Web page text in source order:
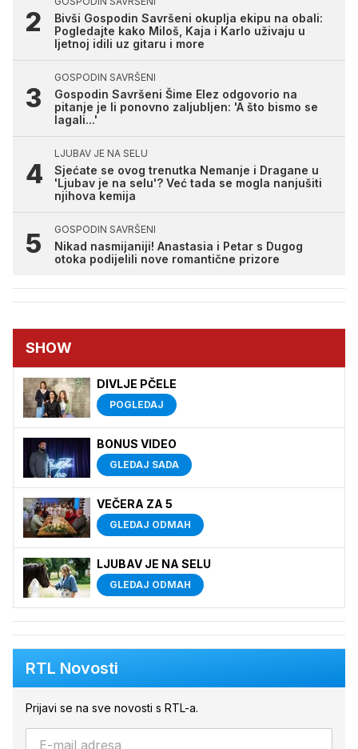
Bivši Gospodin Savršeni okuplja ekipu na obali:
Pogledajte kako Miloš, Kaja i Karlo uživaju u
ljetnoj idili uz gitaru i more
GOSPODIN SAVRŠENI
Gospodin Savršeni Šime Elez odgovorio na
pitanje je li ponovno zaljubljen: 'A što bismo se
lagali...'
LJUBAV JE NA SELU
Sjećate se ovog trenutka Nemanje i Dragane u
'Ljubav je na selu'? Već tada se mogla nanjušiti
njihova kemija
GOSPODIN SAVRŠENI
Nikad nasmijaniji! Anastasia i Petar s Dugog
otoka podijelili nove romantične prizore
SHOW
DIVLJE PČELE
POGLEDAJ
BONUS VIDEO
GLEDAJ SADA
VEČERA ZA 5
GLEDAJ ODMAH
LJUBAV JE NA SELU
GLEDAJ ODMAH
RTL Novosti
Prijavi se na sve novosti s RTL-a.